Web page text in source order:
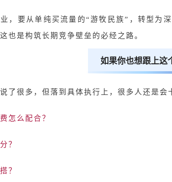
，要从单纯买流量的“游牧民族”，转型为
也是构筑长期竞争壁垒的必经之路。
如果你也想跟上这
了很多，但落到具体执行上，很多人还是会
怎么配合？
？
？